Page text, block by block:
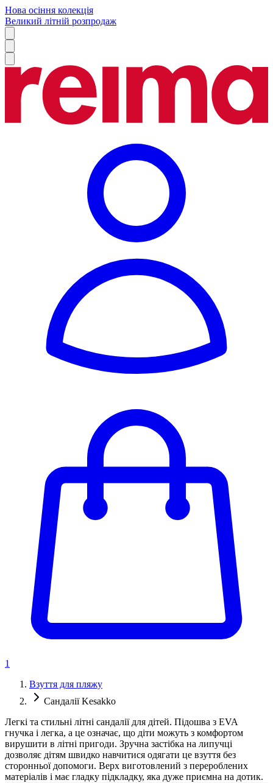
Нова осіння колекція
Великий літній розпродаж
1
Взуття для пляжу
Сандалії Kesakko
Легкі та стильні літні сандалії для дітей. Підошва з EVA
гнучка і легка, а це означає, що діти можуть з комфортом
вирушити в літні пригоди. Зручна застібка на липучці
дозволяє дітям швидко навчитися одягати це взуття без
сторонньої допомоги. Верх виготовлений з перероблених
матеріалів і має гладку підкладку, яка дуже приємна на дотик.